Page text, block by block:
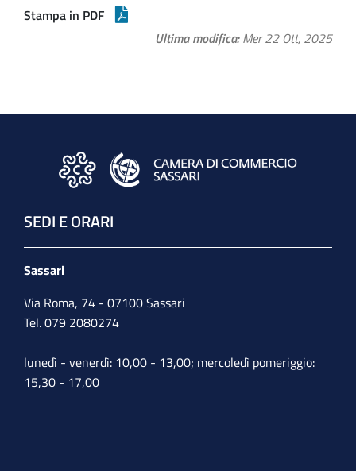
Stampa in PDF
Ultima modifica Mer 22 Ott, 2025
SEDI E ORARI
Sassari
Via Roma, 74 - 07100 Sassari
Tel. 079 2080274
lunedì - venerdì: 10,00 - 13,00; mercoledì pomeriggio:
15,30 - 17,00